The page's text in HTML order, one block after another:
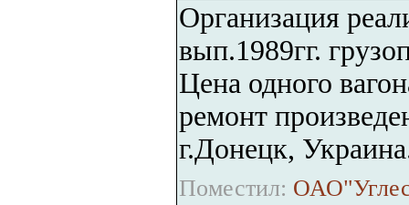
Организация
вып.1989гг.
Цена одного
ремонт
г.Донецк,
Поместил: